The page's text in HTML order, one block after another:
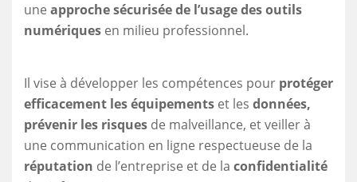
une approche sécurisée de l’usage des outils
numériques en milieu professionnel.
Il vise à développer les compétences pour protéger
efficacement les équipements et les données,
prévenir les risques de malveillance, et veiller à
une communication en ligne respectueuse de la
réputation de l’entreprise et de la confidentialité